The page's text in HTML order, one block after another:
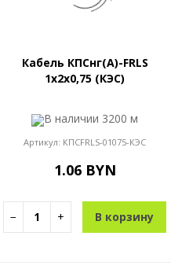
Кабель КПСнг(A)-FRLS
1x2x0,75 (КЭС)
В наличии 3200 м
Артикул: КПСFRLS-01075-КЭС
1.06 BYN
− + В корзину